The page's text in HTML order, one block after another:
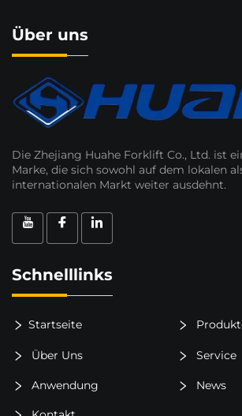
Über uns
Die Zhejiang Huahe Forklift Co., Ltd. ist
Marke, die sich sowohl auf dem lokalen
internationalen Markt weiter ausdehnt.
Schnelllinks
Startseite
Über Uns Service
Anwendung News